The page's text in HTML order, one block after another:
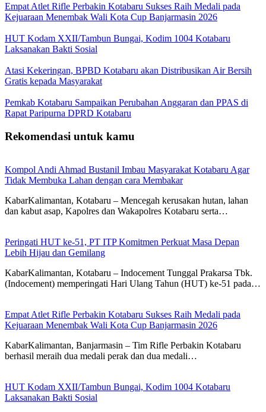
Empat Atlet Rifle Perbakin Kotabaru Sukses Raih Medali pada
Kejuaraan Menembak Wali Kota Cup Banjarmasin 2026
HUT Kodam XXII/Tambun Bungai, Kodim 1004 Kotabaru
Laksanakan Bakti Sosial
Atasi Kekeringan, BPBD Kotabaru akan Distribusikan Air Bersih
Gratis kepada Masyarakat
Pemkab Kotabaru Sampaikan Perubahan Anggaran dan PPAS di
Rapat Paripurna DPRD Kotabaru
Rekomendasi untuk kamu
Kompol Andi Ahmad Bustanil Imbau Masyarakat Kotabaru Agar
Tidak Membuka Lahan dengan cara Membakar
KabarKalimantan, Kotabaru – Mencegah kerusakan hutan, lahan
dan kabut asap, Kapolres dan Wakapolres Kotabaru serta…
Peringati HUT ke-51, PT ITP Komitmen Perkuat Masa Depan
Lebih Hijau dan Gemilang
KabarKalimantan, Kotabaru – Indocement Tunggal Prakarsa Tbk.
(Indocement) memperingati Hari Ulang Tahun (HUT) ke-51 pada…
Empat Atlet Rifle Perbakin Kotabaru Sukses Raih Medali pada
Kejuaraan Menembak Wali Kota Cup Banjarmasin 2026
KabarKalimantan, Banjarmasin – Tim Rifle Perbakin Kotabaru
berhasil meraih dua medali perak dan dua medali…
HUT Kodam XXII/Tambun Bungai, Kodim 1004 Kotabaru
Laksanakan Bakti Sosial